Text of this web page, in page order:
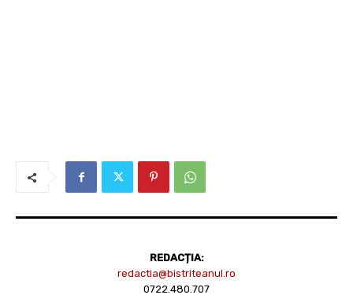
REDACȚIA:
redactia@bistriteanul.ro
0722.480.707